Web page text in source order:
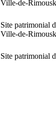
Ville-de-
Site patrimonial
Ville-de-
Site patrimonial